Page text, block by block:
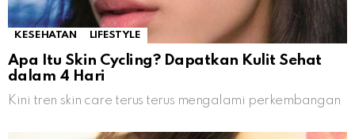
KESEHATAN LIFESTYLE
Apa Itu Skin Cycling? Dapatkan Kulit Sehat
dalam 4 Hari
Kini tren skin care terus terus mengalami perkembangan